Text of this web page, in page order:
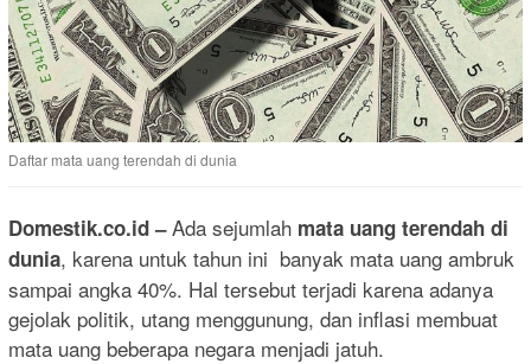
Daftar mata uang terendah di dunia
Domestik.co.id –Ada sejumlah mata uang terendah di
dunia, karena untuk tahun ini banyak mata uang ambruk
sampai angka 40%. Hal tersebut terjadi karena adanya
gejolak politik, utang menggunung, dan inflasi membuat
mata uang beberapa negara menjadi jatuh.